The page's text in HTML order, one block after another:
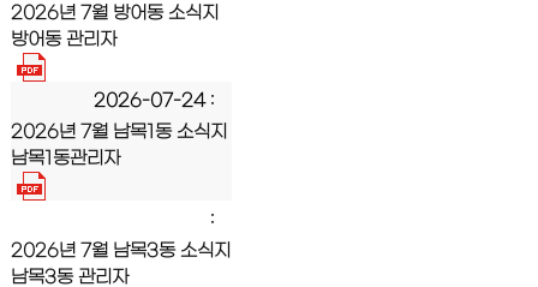
2026년 7월 방어동 소식지
방어동 관리자
2026-07-24
2026년 7월 남목1동 소식지
남목1동관리자
2026년 7월 남목3동 소식지
남목3동 관리자